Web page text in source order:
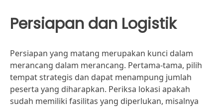
Persiapan dan Logistik
Persiapan yang matang merupakan kunci dalam
merancang dalam merancang. Pertama-tama, pilih
tempat strategis dan dapat menampung jumlah
peserta yang diharapkan. Periksa lokasi apakah
sudah memiliki fasilitas yang diperlukan, misalnya